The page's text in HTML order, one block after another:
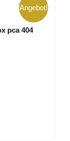
Angebot!
pca 404